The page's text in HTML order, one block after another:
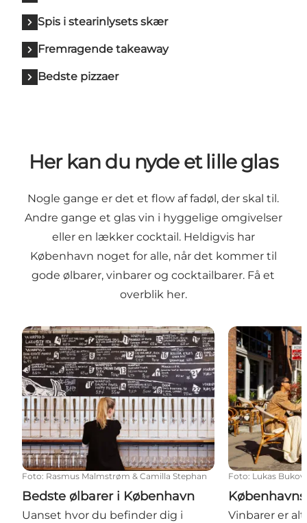
Spis i stearinlysets skær
Fremragende takeaway
Bedste pizzaer
Her kan du nyde et lille glas
Nogle gange er det et flow af fadøl, der skal til.
Andre gange et glas vin i hyggelige omgivelser
eller en lækker cocktail. Heldigvis har
København noget for alle, når det kommer til
gode ølbarer, vinbarer og cocktailbarer. Få et
overblik her.
Bedste ølbarer i København
Foto: Rasmus Malmstrøm & Camilla Stephan
Bedste ølbarer i København
Uanset hvor du befinder dig i
Københavns
Foto: Lukas
Vinbarer er